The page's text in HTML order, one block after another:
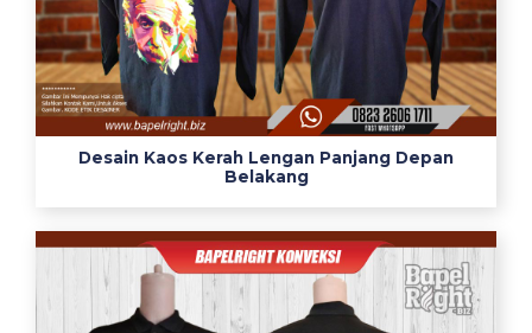
Desain Kaos Kerah Lengan Panjang Depan
Belakang